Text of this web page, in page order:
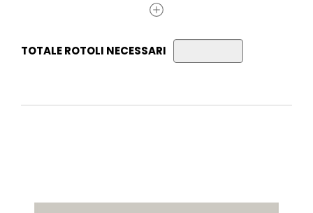
TOTALE ROTOLI NECESSARI